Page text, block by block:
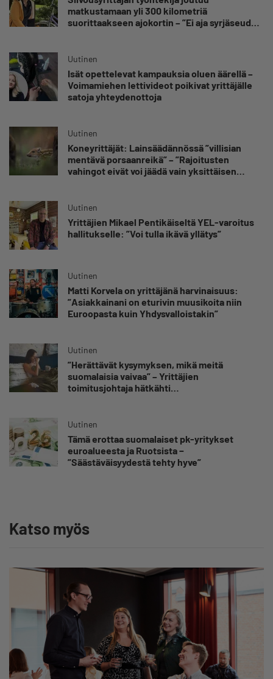
matkustamaan yli 300 kilometriä
suorittaakseen ajokortin – ”Ei aja syrjäseudun
Uutinen
Isät opettelevat kampauksia oluen äärellä –
Voimamiehen lettivideot poikivat yrittäjälle
satoja yhteydenottoja
Uutinen
Koneyrittäjät: Lainsäädännössä ”villisian
mentävä porsaanreikä” – ”Rajoitusten
vahingot eivät voi jäädä vain yksittäisen
Uutinen
Yrittäjien Mikael Pentikäiseltä YEL-varoitus
hallitukselle: ”Voi tulla ikävä yllätys”
Uutinen
Matti Korvela on yrittäjänä harvinaisuus:
”Asiakkainani on eturivin muusikoita niin
Euroopasta kuin Yhdysvalloistakin”
Uutinen
”Herättävät kysymyksen, mikä meitä
suomalaisia vaivaa” – Yrittäjien
toimitusjohtaja hätkähti
Uutinen
Tämä erottaa suomalaiset pk-yritykset
euroalueesta ja Ruotsista −
”Säästäväisyydestä tehty hyve”
Katso myös